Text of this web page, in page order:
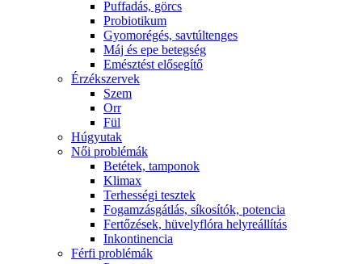
Puffadás, görcs
Probiotikum
Gyomorégés, savtúltenges
Máj és epe betegség
Emésztést elősegítő
Érzékszervek
Szem
Orr
Fül
Húgyutak
Női problémák
Betétek, tamponok
Klimax
Terhességi tesztek
Fogamzásgátlás, síkosítók, potencia
Fertőzések, hüvelyflóra helyreállítás
Inkontinencia
Férfi problémák